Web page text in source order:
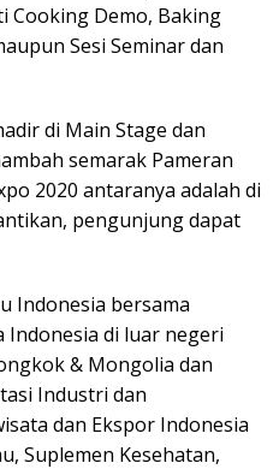
Cooking Demo, Baking
Sesi Seminar dan
di Main Stage dan
semarak Pameran
2020 antaranya adalah di
pengunjung dapat
Indonesia bersama
di luar negeri
& Mongolia dan
Industri dan
dan Ekspor Indonesia
Suplemen Kesehatan,